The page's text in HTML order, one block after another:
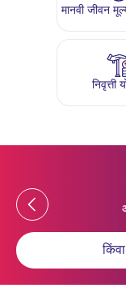
मानवी जीवन
निवृत्ती
Previous